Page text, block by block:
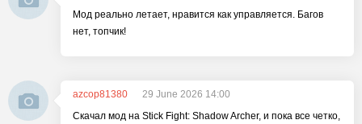
Мод реально летает, нравится как управляется. Багов
нет, топчик!
azcop81380
29 June 2026 14:00
Скачал мод на Stick Fight: Shadow Archer, и пока все четко,